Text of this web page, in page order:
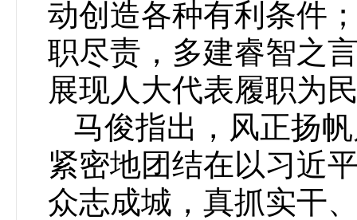
动创造各种有利条件
职尽责，多建睿智之
展现人大代表履职为
马俊指出，风正扬
紧密地团结在以习近
众志成城，真抓实干